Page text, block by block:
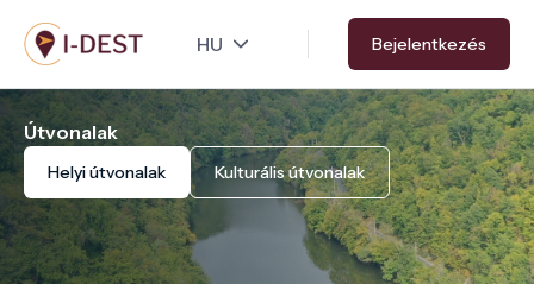
Ugrás
a
tartalomra
Bejelentkezés
Útvonalak
Helyi útvonalak Kulturális útvonalak